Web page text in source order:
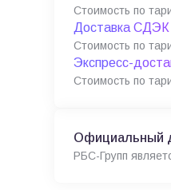
Стоимость по
Доставка СДЭК
Стоимость по
Экспресс-
Стоимость по
Официальный
РБС-Групп